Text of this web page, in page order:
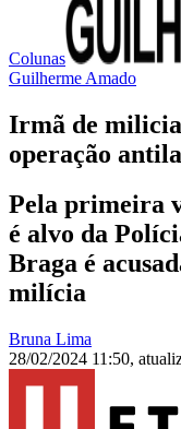
Colunas
Guilherme Amado
Irmã de
operação
Pela primeira
é alvo da
Braga é
milícia
Bruna Lima
28/02/2024 11:50,